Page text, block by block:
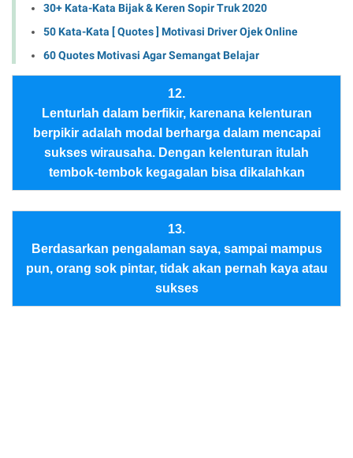
30+ Kata-Kata Bijak & Keren Sopir Truk 2020
50 Kata-Kata [ Quotes ] Motivasi Driver Ojek Online
60 Quotes Motivasi Agar Semangat Belajar
12.
Lenturlah dalam berfikir, karenana kelenturan
berpikir adalah modal berharga dalam mencapai
sukses wirausaha. Dengan kelenturan itulah
tembok-tembok kegagalan bisa dikalahkan
13.
Berdasarkan pengalaman saya, sampai mampus
pun, orang sok pintar, tidak akan pernah kaya atau
sukses